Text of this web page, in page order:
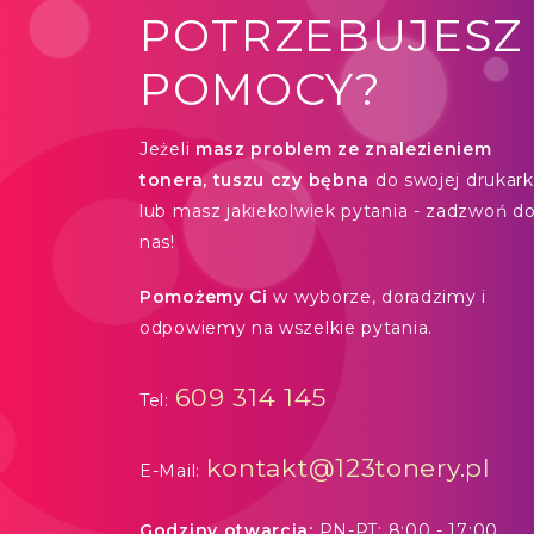
POTRZEBUJESZ
POMOCY?
Jeżeli masz problem ze znalezieniem
tonera, tuszu czy bębna do swojej
lub masz jakiekolwiek pytania - zadzwoń
nas!
Pomożemy Ci w wyborze, doradzimy i
odpowiemy na wszelkie pytania.
Tel: 609 314 145
E-Mail: kontakt@123tonery.pl